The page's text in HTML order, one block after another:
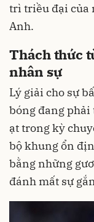
trì triều đại của
Anh.
Thách thức
nhân sự
Lý giải cho sự
bóng đang phải
ạt trong kỳ
bộ khung ổn
bằng những
đánh mất sự